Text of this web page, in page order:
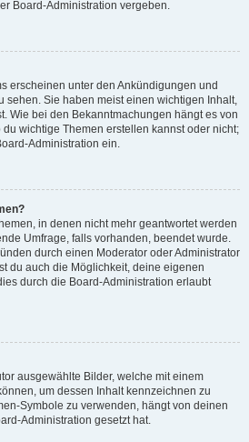
Board-Administration vergeben.
erscheinen unter den Ankündigungen und
sehen. Sie haben meist einen wichtigen Inhalt,
Wie bei den Bekanntmachungen hängt es von
wichtige Themen erstellen kannst oder nicht;
Administration ein.
in denen nicht mehr geantwortet werden
Umfrage, falls vorhanden, beendet wurde.
durch einen Moderator oder Administrator
du auch die Möglichkeit, deine eigenen
durch die Board-Administration erlaubt
ausgewählte Bilder, welche mit einem
um dessen Inhalt kennzeichnen zu
Symbole zu verwenden, hängt von deinen
Administration gesetzt hat.